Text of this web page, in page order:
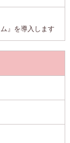
』を導入します